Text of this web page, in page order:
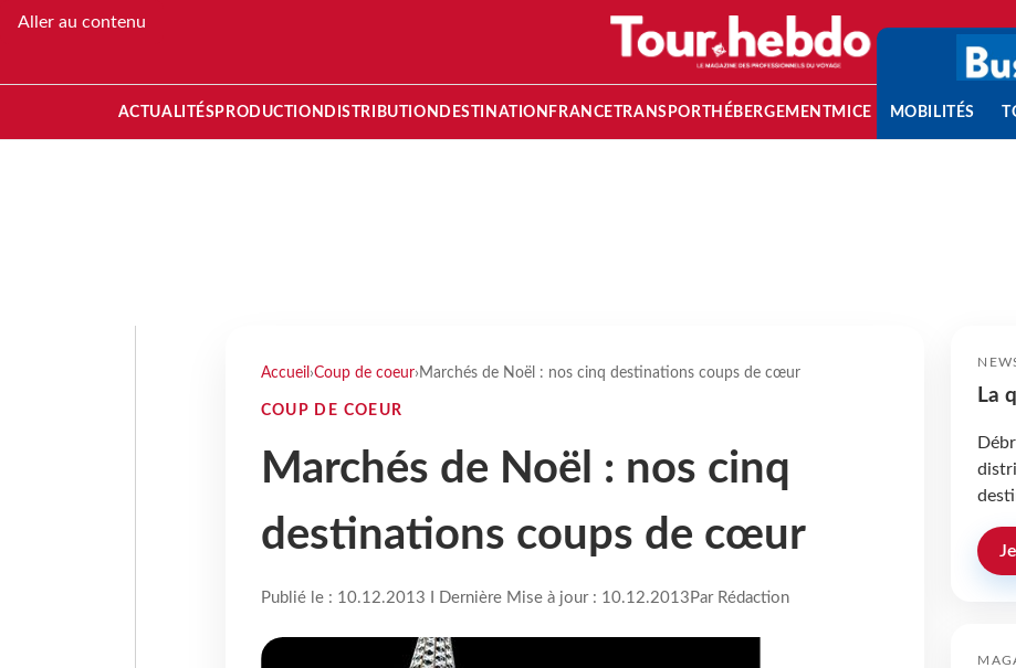
Aller au contenu
ACTUALITÉS PRODUCTION DISTRIBUTION DESTINATION FRANCETRANSPORT HÉBERGEMENTMICE MOBILITÉS
Accueil ›Coup de coeur› Marchés de Noël : nos cinq destinations coups de cœur
COUP DE COEUR
Marchés de Noël : nos cinq
destinations coups de cœur
Publié le : 10.12.2013 I Dernière Mise à jour : 10.12.2013 Par Rédaction
La